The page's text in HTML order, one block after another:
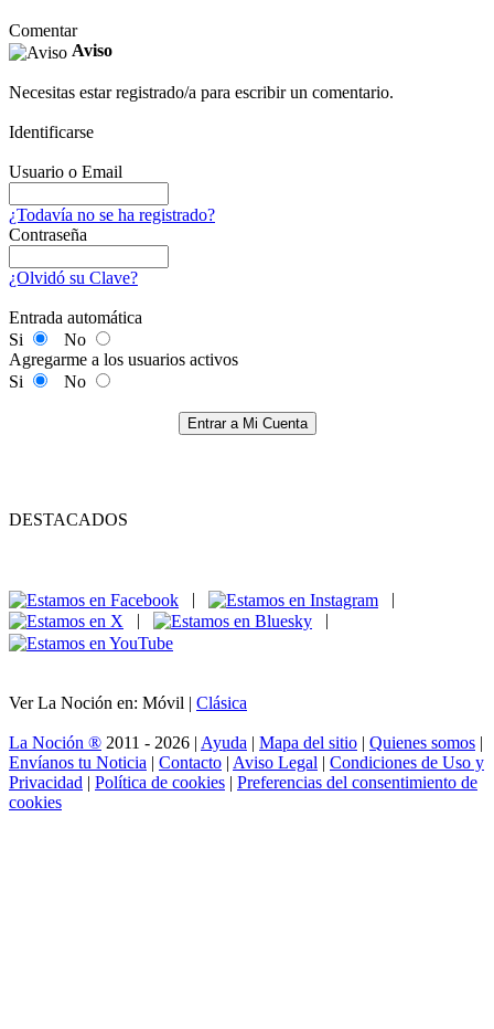
Comentar
Aviso
Necesitas estar registrado/a para escribir un comentario.
Identificarse
Usuario o Email
¿Todavía no se ha registrado?
Contraseña
¿Olvidó su Clave?
Entrada automática
Si
No
Agregarme a los usuarios activos
Si
No
Entrar a Mi Cuenta
DESTACADOS
|
|
|
|
Ver La Noción en: Móvil | Clásica
La Noción ® 2011 - 2026 | Ayuda | Mapa del sitio | Quienes somos |
Envíanos tu Noticia | Contacto | Aviso Legal | Condiciones de Uso y
Privacidad | Política de cookies | Preferencias del consentimiento de
cookies